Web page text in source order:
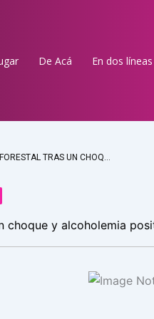
De Acá En dos líneas
choque y alcoholemia